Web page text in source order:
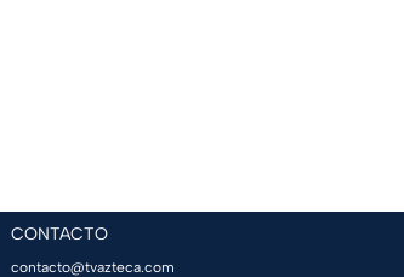
CONTACTO
contacto@tvazteca.com